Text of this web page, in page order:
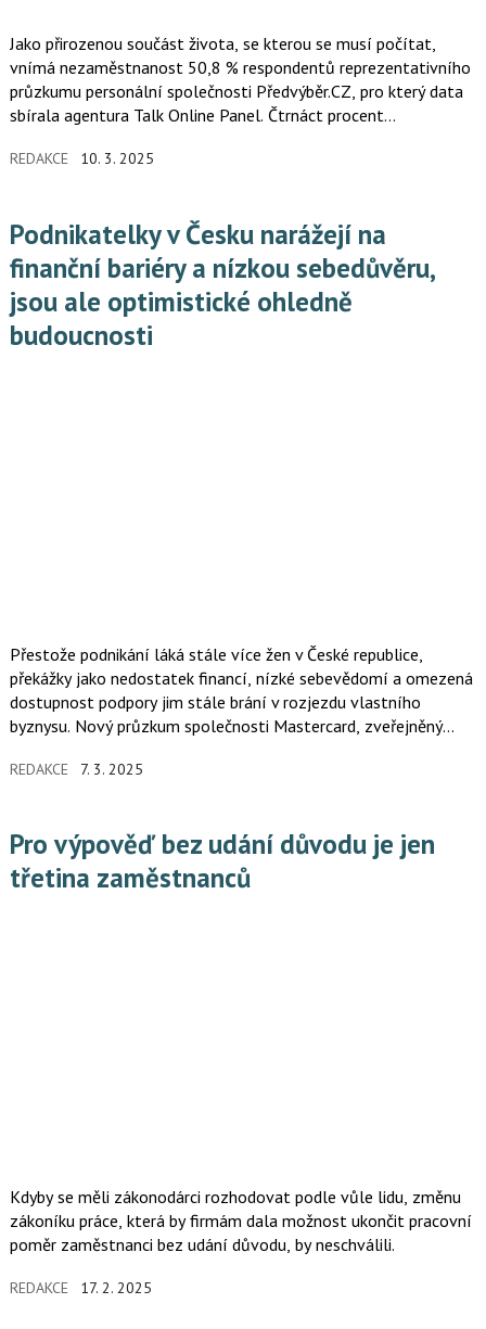
Jako přirozenou součást života, se kterou se musí počítat,
vnímá nezaměstnanost 50,8 % respondentů reprezentativního
průzkumu personální společnosti Předvýběr.CZ, pro který data
sbírala agentura Talk Online Panel. Čtrnáct procent
REDAKCE 10. 3. 2025
Podnikatelky v Česku narážejí na
finanční bariéry a nízkou sebedůvěru,
jsou ale optimistické ohledně
budoucnosti
Přestože podnikání láká stále více žen v České republice,
překážky jako nedostatek financí, nízké sebevědomí a omezená
dostupnost podpory jim stále brání v rozjezdu vlastního
byznysu. Nový průzkum společnosti Mastercard, zveřejněný
i příležitosti pro ženské podnikání v Česku.
REDAKCE 7. 3. 2025
Pro výpověď bez udání důvodu je jen
třetina zaměstnanců
Kdyby se měli zákonodárci rozhodovat podle vůle lidu, změnu
zákoníku práce, která by firmám dala možnost ukončit pracovní
poměr zaměstnanci bez udání důvodu, by neschválili.
REDAKCE 17. 2. 2025